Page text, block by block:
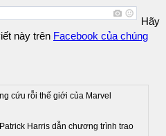
Hãy
này trên Facebook của chúng
cứu rỗi thế giới của Marvel
Harris dẫn chương trình trao